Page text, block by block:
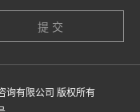
询有限公司 版权所有